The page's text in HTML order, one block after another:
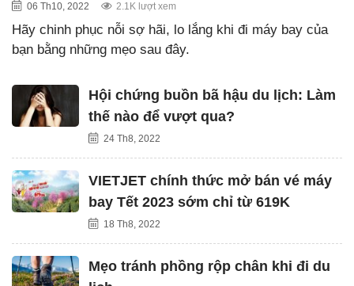
06 Th10, 2022 2.1K lượt xem
Hãy chinh phục nỗi sợ hãi, lo lắng khi đi máy bay của
bạn bằng những mẹo sau đây.
Hội chứng buồn bã hậu du lịch: Làm
thế nào để vượt qua?
24 Th8, 2022
VIETJET chính thức mở bán vé máy
bay Tết 2023 sớm chỉ từ 619K
18 Th8, 2022
Mẹo tránh phồng rộp chân khi đi du